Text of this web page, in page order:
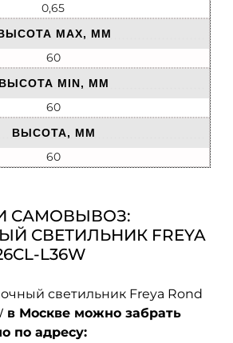
0,65
MAX, ММ
60
ВЫСОТА MIN, ММ
60
ВЫСОТА, ММ
60
САМОВЫВОЗ:
СВЕТИЛЬНИК FREYA
L36W
светильник Freya Rond
в Москве можно забрать
по адресу: